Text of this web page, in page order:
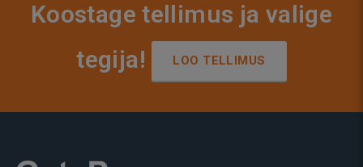
Koostage tellimus ja valige
tegija!
LOO TELLIMUS